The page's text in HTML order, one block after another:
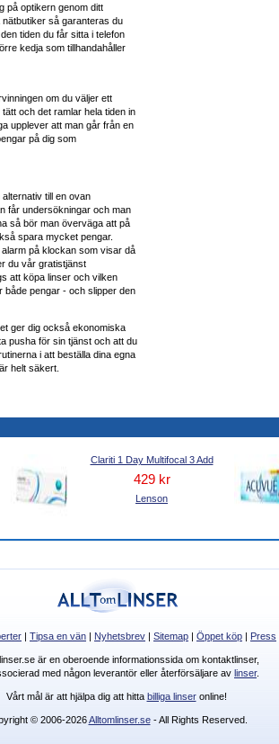
på optikern genom ditt
så garanteras du
tiden du får sitta i telefon
kedja som tillhandahåller
om du väljer ett
och det ramlar hela tiden in
upplever att man går från en
på dig som
till en ovan
får undersökningar och man
så bör man överväga att på
spara mycket pengar.
på klockan som visar då
du vår gratistjänst
att köpa linser och vilken
både pengar - och slipper den
ger dig också ekonomiska
pusha för sin tjänst och att du
i att beställa dina egna
helt säkert.
Clariti 1 Day Multifocal 3 Add
429 kr
Lenson
| Tipsa en vän | Nyhetsbrev | Sitemap | Öppet köp | Press
är en oberoende informationssida om kontaktlinser,
med någon leverantör eller återförsäljare av linser.
Vårt mål är att hjälpa dig att hitta billiga linseronline!
© 2006-2026Alltomlinser.se- All Rights Reserved.